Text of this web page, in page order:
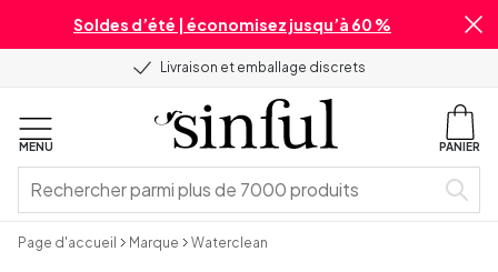
Soldes d’été | économisez jusqu’à 60 %
Livraison et emballage discrets
MENU PANIER
Page d'accueil Marque Waterclean